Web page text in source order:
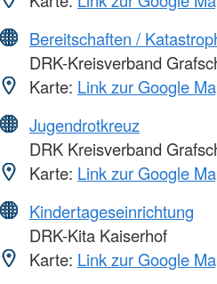
Bereitschaften /
DRK-Kreisverband
Karte: Link zur Google
Jugendrotkreuz
DRK Kreisverband
Karte: Link zur Google
Kindertageseinrichtung
DRK-Kita Kaiserhof
Karte: Link zur Google